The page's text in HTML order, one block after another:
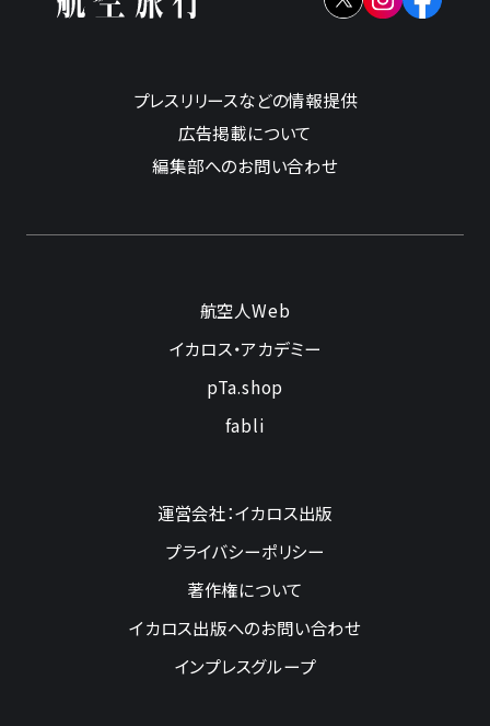
プレスリリースなどの情報提供
広告掲載について
編集部へのお問い合わせ
航空人Web
イカロス・アカデミー
pTa.shop
fabli
運営会社：イカロス出版
プライバシーポリシー
著作権について
イカロス出版へのお問い合わせ
インプレスグループ